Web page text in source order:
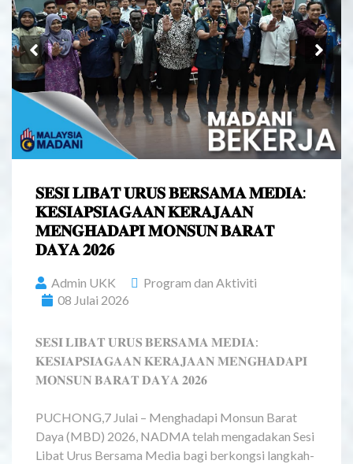
Previous
𝐒𝐄𝐒𝐈 𝐋𝐈𝐁𝐀𝐓 𝐔𝐑𝐔𝐒 𝐁𝐄𝐑𝐒𝐀𝐌𝐀 𝐌𝐄𝐃𝐈𝐀:
𝐊𝐄𝐒𝐈𝐀𝐏𝐒𝐈𝐀𝐆𝐀𝐀𝐍 𝐊𝐄𝐑𝐀𝐉𝐀𝐀𝐍
𝐌𝐄𝐍𝐆𝐇𝐀𝐃𝐀𝐏𝐈 𝐌𝐎𝐍𝐒𝐔𝐍 𝐁𝐀𝐑𝐀𝐓
𝐃𝐀𝐘𝐀 𝟐𝟎𝟐𝟔
Admin UKK
Program dan Aktiviti
08 Julai 2026
𝐒𝐄𝐒𝐈 𝐋𝐈𝐁𝐀𝐓 𝐔𝐑𝐔𝐒 𝐁𝐄𝐑𝐒𝐀𝐌𝐀 𝐌𝐄𝐃𝐈𝐀:
𝐊𝐄𝐒𝐈𝐀𝐏𝐒𝐈𝐀𝐆𝐀𝐀𝐍 𝐊𝐄𝐑𝐀𝐉𝐀𝐀𝐍 𝐌𝐄𝐍𝐆𝐇𝐀𝐃𝐀𝐏𝐈
𝐌𝐎𝐍𝐒𝐔𝐍 𝐁𝐀𝐑𝐀𝐓 𝐃𝐀𝐘𝐀 𝟐𝟎𝟐𝟔
PUCHONG,7 Julai – Menghadapi Monsun Barat
Daya (MBD) 2026, NADMA telah mengadakan Sesi
Libat Urus Bersama Media bagi berkongsi langkah-